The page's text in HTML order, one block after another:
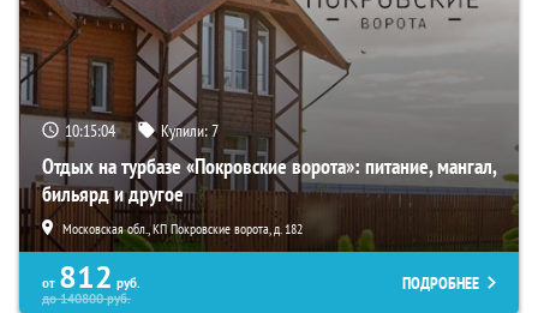
10:15:03 Купили:7
Отдых на турбазе «Покровские ворота»: питание, мангал,
бильярд и другое
Московская обл., КП Покровские ворота, д. 182
от 812 руб.
до140800руб.
ПОДРОБНЕЕ